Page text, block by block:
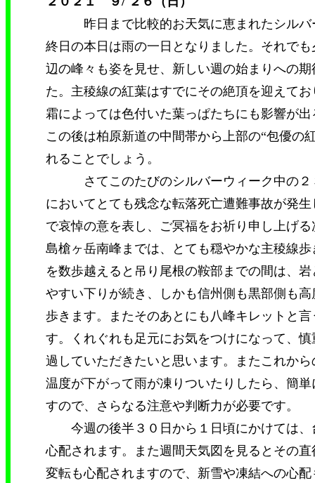
昨日まで比較的お天気に恵まれたシルバ
終日の本日は雨の一日となりました。それで
辺の峰々も姿を見せ、新しい週の始まりへの
た。主稜線の紅葉はすでにその絶頂を迎えて
霜によっては色付いた葉っぱたちにも影響が
この後は柏原新道の中間帯から上部の“包優の
れることでしょう。
さてこのたびのシルバーウィーク中の２
においてとても残念な転落死亡遭難事故が発
で哀悼の意を表し、ご冥福をお祈り申し上
島槍ヶ岳南峰までは、とても穏やかな主稜線
を数歩越えると吊り尾根の鞍部までの間は、
やすい下りが続き、しかも信州側も黒部側も
歩きます。またそのあとにも八峰キレットと
す。くれぐれも足元にお気をつけになって、
過していただきたいと思います。またこれか
温度が下がって雨が凍りついたりしたら、簡
すので、さらなる注意や判断力が必要です。
今週の後半３０日から１日頃にかけては、
心配されます。また週間天気図を見るとその
変転も心配されますので、新雪や凍結への心